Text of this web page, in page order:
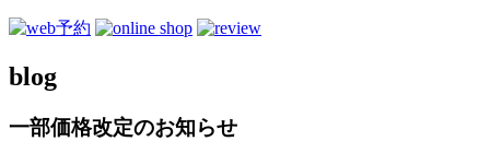
blog
一部価格改定のお知らせ